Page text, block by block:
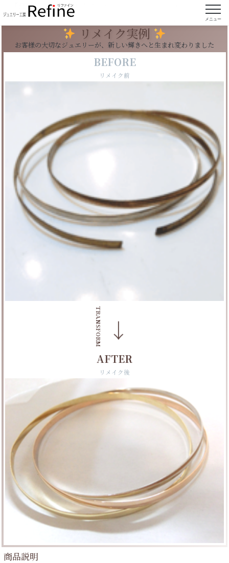
メニュー
【実例74】ホワイトゴールド・イエローゴール
ド・ピンクゴールドのブレスレットをキレイに
リメイク実例
お客様の大切なジュエリーが、新しい輝きへと生まれ変わりました
BEFORE
リメイク前
→
TRANSFORM
AFTER
リメイク後
商品説明